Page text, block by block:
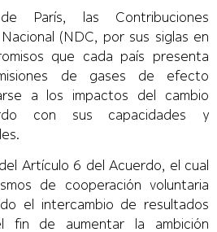
París, las Contribuciones
(NDC, por sus siglas en
que cada país presenta
de gases de efecto
a los impactos del cambio
con sus capacidades y
Artículo 6 del Acuerdo, el cual
de cooperación voluntaria
el intercambio de resultados
fin de aumentar la ambición